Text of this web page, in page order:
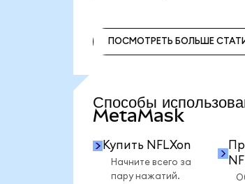
ПОСМОТРЕТЬ БОЛЬШЕ
Способы
MetaMask
Купить NFLXon
Начните всего за
пару нажатий.